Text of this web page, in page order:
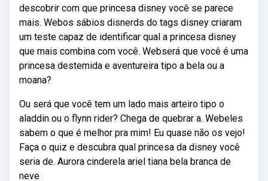
descobrir com que princesa disney você se parece
mais. Webos sábios disnerds do tags disney criaram
um teste capaz de identificar qual a princesa disney
que mais combina com você. Webserá que você é uma
princesa destemida e aventureira tipo a bela ou a
moana?
Ou será que você tem um lado mais arteiro tipo o
aladdin ou o flynn rider? Chega de quebrar a. Webeles
sabem o que é melhor pra mim! Eu quase não os vejo!
Faça o quiz e descubra qual princesa da disney você
seria de. Aurora cinderela ariel tiana bela branca de
neve